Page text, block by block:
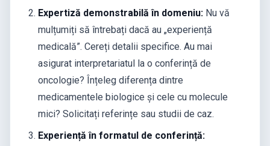
Expertiză demonstrabilă în domeniu: Nu vă
mulțumiți să întrebați dacă au „experiență
medicală”. Cereți detalii specifice. Au mai
asigurat interpretariatul la o conferință de
oncologie? Înțeleg diferența dintre
medicamentele biologice și cele cu molecule
mici? Solicitați referințe sau studii de caz.
Experiență în formatul de conferință: